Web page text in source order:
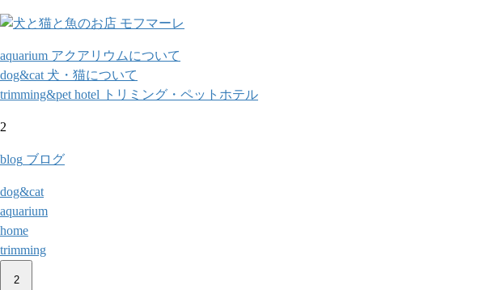
aquarium アクアリウムについて
dog&cat 犬・猫について
trimming&pet hotel
トリミング・ペットホテル
2
blog ブログ
dog&cat
aquarium
home
trimming
2